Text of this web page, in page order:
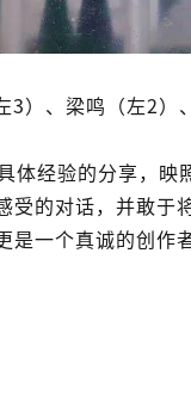
3）、梁鸣（左2）
体经验的分享，
受的对话，并敢于
是一个真诚的创